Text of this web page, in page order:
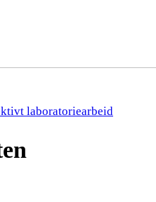
laboratoriearbeid